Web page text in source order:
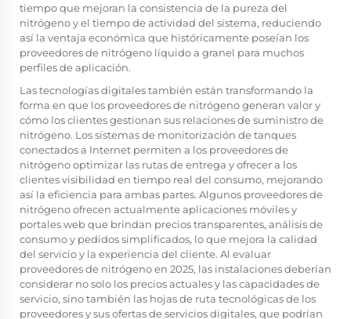
tiempo que mejoran la consistencia de la pureza del
nitrógeno y el tiempo de actividad del sistema, reduciendo
así la ventaja económica que históricamente poseían los
proveedores de nitrógeno líquido a granel para muchos
perfiles de aplicación.
Las tecnologías digitales también están transformando la
forma en que los proveedores de nitrógeno generan valor y
cómo los clientes gestionan sus relaciones de suministro de
nitrógeno. Los sistemas de monitorización de tanques
conectados a Internet permiten a los proveedores de
nitrógeno optimizar las rutas de entrega y ofrecer a los
clientes visibilidad en tiempo real del consumo, mejorando
así la eficiencia para ambas partes. Algunos proveedores de
nitrógeno ofrecen actualmente aplicaciones móviles y
portales web que brindan precios transparentes, análisis de
consumo y pedidos simplificados, lo que mejora la calidad
del servicio y la experiencia del cliente. Al evaluar
proveedores de nitrógeno en 2025, las instalaciones deberían
considerar no solo los precios actuales y las capacidades de
servicio, sino también las hojas de ruta tecnológicas de los
proveedores y sus ofertas de servicios digitales, que podrían